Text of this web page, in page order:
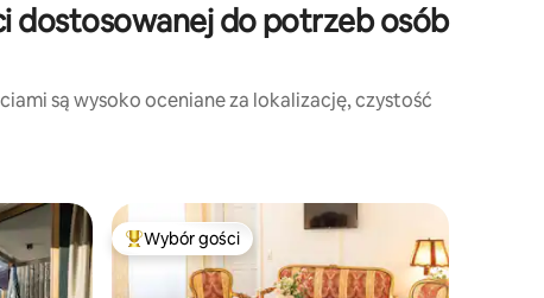
dostosowanej do potrzeb osób
są wysoko oceniane za lokalizację, czystość
Najpopularniejsze z kategorii Wybór gości
Wybór gości